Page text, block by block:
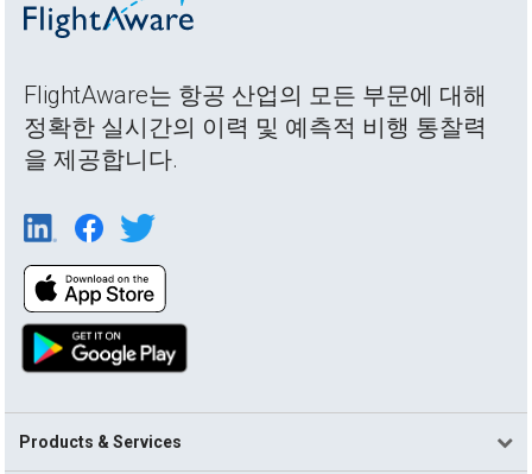
FlightAware는 항공 산업의 모든 부문에 대해
정확한 실시간의 이력 및 예측적 비행 통찰력
을 제공합니다.
Products & Services